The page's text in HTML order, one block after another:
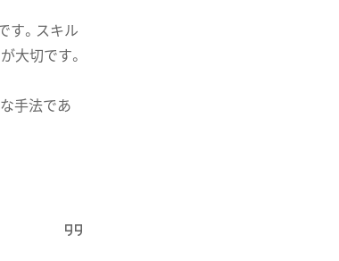
す。スキル
大切です。
手法であ